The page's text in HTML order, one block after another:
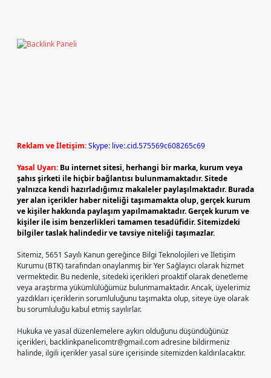
Reklam ve İletişim:Skype: live:.cid.575569c608265c69
Yasal Uyarı: Bu internet sitesi, herhangi bir marka, kurum veya
şahıs şirketi ile hiçbir bağlantısı bulunmamaktadır. Sitede
yalnızca kendi hazırladığımız makaleler paylaşılmaktadır. Burada
yer alan içerikler haber niteliği taşımamakta olup, gerçek kurum
ve kişiler hakkında paylaşım yapılmamaktadır. Gerçek kurum ve
kişiler ile isim benzerlikleri tamamen tesadüfidir. Sitemizdeki
bilgiler taslak halindedir ve tavsiye niteliği taşımazlar.
Sitemiz, 5651 Sayılı Kanun gereğince Bilgi Teknolojileri ve İletişim
Kurumu (BTK) tarafından onaylanmış bir Yer Sağlayıcı olarak hizmet
vermektedir. Bu nedenle, sitedeki içerikleri proaktif olarak denetleme
veya araştırma yükümlülüğümüz bulunmamaktadır. Ancak, üyelerimiz
yazdıkları içeriklerin sorumluluğunu taşımakta olup, siteye üye olarak
bu sorumluluğu kabul etmiş sayılırlar.
Hukuka ve yasal düzenlemelere aykırı olduğunu düşündüğünüz
içerikleri, backlinkpanelicomtr@gmail.comadresine bildirmeniz
halinde, ilgili içerikler yasal süre içerisinde sitemizden kaldırılacaktır.